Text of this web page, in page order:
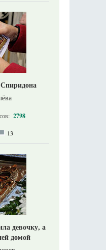
2798
13
девочку, а
домой